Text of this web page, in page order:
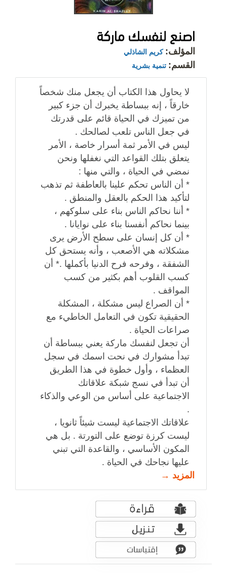
اصنع لنفسك ماركة
المؤلف: كريم الشاذلي
القسم: تنمية بشرية
لا يحاول هذا الكتاب أن يجعل منك شخصاً
خارقاً ، إنه ببساطة يخبرك أن جزء كبير
من تميزك في الحياة قائم على قدرتك
في جعل الناس تلعب لصالحك .
ليس في الأمر ثمة أسرار خاصة ، الأمر
يتعلق بتلك القواعد التي نغفلها ونحن
نمضي في الحياة ، والتي منها :
* أن الناس تحكم علينا بالعاطفة ثم تذهب
لتأكيد هذا الحكم بالعقل والمنطق .
* أننا نحاكم الناس بناء على سلوكهم ،
بينما نحاكم أنفسنا بناء على نوايانا .
* أن كل إنسان على سطح الأرض يرى
مشكلاته هي الأصعب ، وأنه يستحق كل
الشفقة ، وفرحه فرح الدنيا بأكملها .* أن
كسب القلوب أهم بكثير من كسب
المواقف .
* أن الصراع ليس مشكلة ، المشكلة
الحقيقية تكون في التعامل الخاطيء مع
صراعات الحياة .
أن تجعل لنفسك ماركة يعني ببساطة أن
تبدأ مشوارك في نحت اسمك في سجل
العظماء ، وأول خطوة في هذا الطريق
أن تبدأ في نسج شبكة علاقاتك
الاجتماعية على أساس من الوعي والذكاء
.
علاقاتك الاجتماعية ليست شيئاً ثانويا ،
ليست كرزة توضع على التورتة . بل هي
المكون الأساسي ، والقاعدة التي تبني
عليها نجاحك في الحياة .
المزيد →